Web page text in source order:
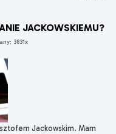
JACKOWSKIEMU?
3831x
Jackowskim. Mam